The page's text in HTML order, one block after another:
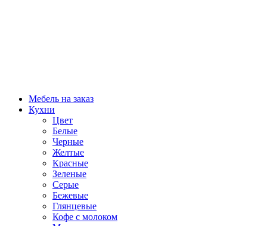
Мебель на заказ
Кухни
Цвет
Белые
Черные
Желтые
Красные
Зеленые
Серые
Бежевые
Глянцевые
Кофе с молоком